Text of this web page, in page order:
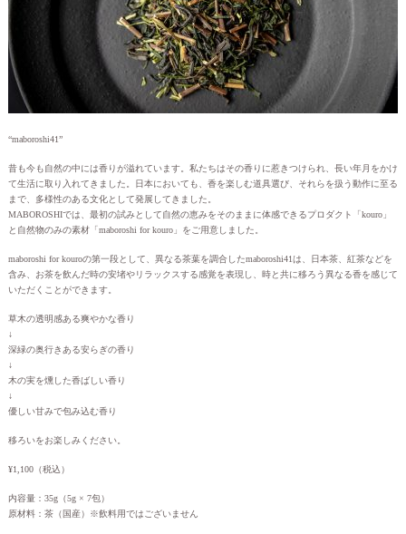
“maboroshi41”
昔も今も自然の中には香りが溢れています。私たちはその香りに惹きつけられ、長い年月をかけ
て生活に取り入れてきました。日本においても、香を楽しむ道具選び、それらを扱う動作に至る
まで、多様性のある文化として発展してきました。
MABOROSHIでは、最初の試みとして自然の恵みをそのままに体感できるプロダクト「kouro」
と自然物のみの素材「maboroshi for kouro」をご用意しました。
maboroshi for kouroの第一段として、異なる茶葉を調合したmaboroshi41は、日本茶、紅茶などを
含み、お茶を飲んだ時の安堵やリラックスする感覚を表現し、時と共に移ろう異なる香を感じて
いただくことができます。
草木の透明感ある爽やかな香り
↓
深緑の奥行きある安らぎの香り
↓
木の実を燻した香ばしい香り
↓
優しい甘みで包み込む香り
移ろいをお楽しみください。
¥1,100（税込）
内容量：35g（5g × 7包）
原材料：茶（国産）※飲料用ではございません